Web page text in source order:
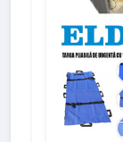
add_shopping_cart